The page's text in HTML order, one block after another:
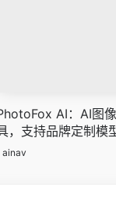
AI：AI图
，支持品牌定制模
ainav